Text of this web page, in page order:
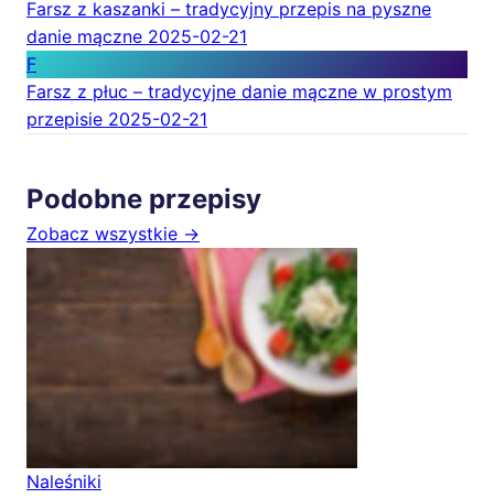
Farsz z kaszanki – tradycyjny przepis na pyszne
danie mączne 2025-02-21
F
Farsz z płuc – tradycyjne danie mączne w prostym
przepisie 2025-02-21
Podobne przepisy
Zobacz wszystkie →
Naleśniki